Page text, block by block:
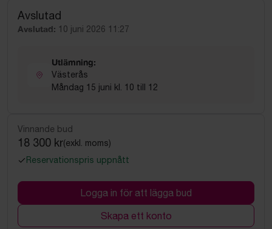
Avslutad
Avslutad: 10 juni 2026 11:27
Utlämning:
Västerås
Måndag 15 juni kl. 10 till 12
Vinnande bud
18 300 kr(exkl. moms)
Reservationspris uppnått
Logga in för att lägga bud
Skapa ett konto